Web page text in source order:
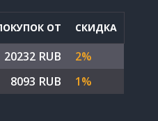
ОТ СКИДКА
20232 RUB
2%
8093 RUB
1%